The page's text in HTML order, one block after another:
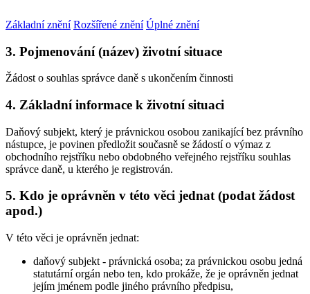
Základní znění Rozšířené znění Úplné znění
3. Pojmenování (název) životní situace
Žádost o souhlas správce daně s ukončením činnosti
4. Základní informace k životní situaci
Daňový subjekt, který je právnickou osobou zanikající bez právního
nástupce, je povinen předložit současně se žádostí o výmaz z
obchodního rejstříku nebo obdobného veřejného rejstříku souhlas
správce daně, u kterého je registrován.
5. Kdo je oprávněn v této věci jednat (podat žádost
apod.)
V této věci je oprávněn jednat:
daňový subjekt - právnická osoba; za právnickou osobu jedná
statutární orgán nebo ten, kdo prokáže, že je oprávněn jednat
jejím jménem podle jiného právního předpisu,